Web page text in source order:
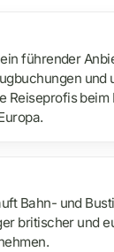
führender
und
Reiseprofis beim
Bahn- und
britischer und